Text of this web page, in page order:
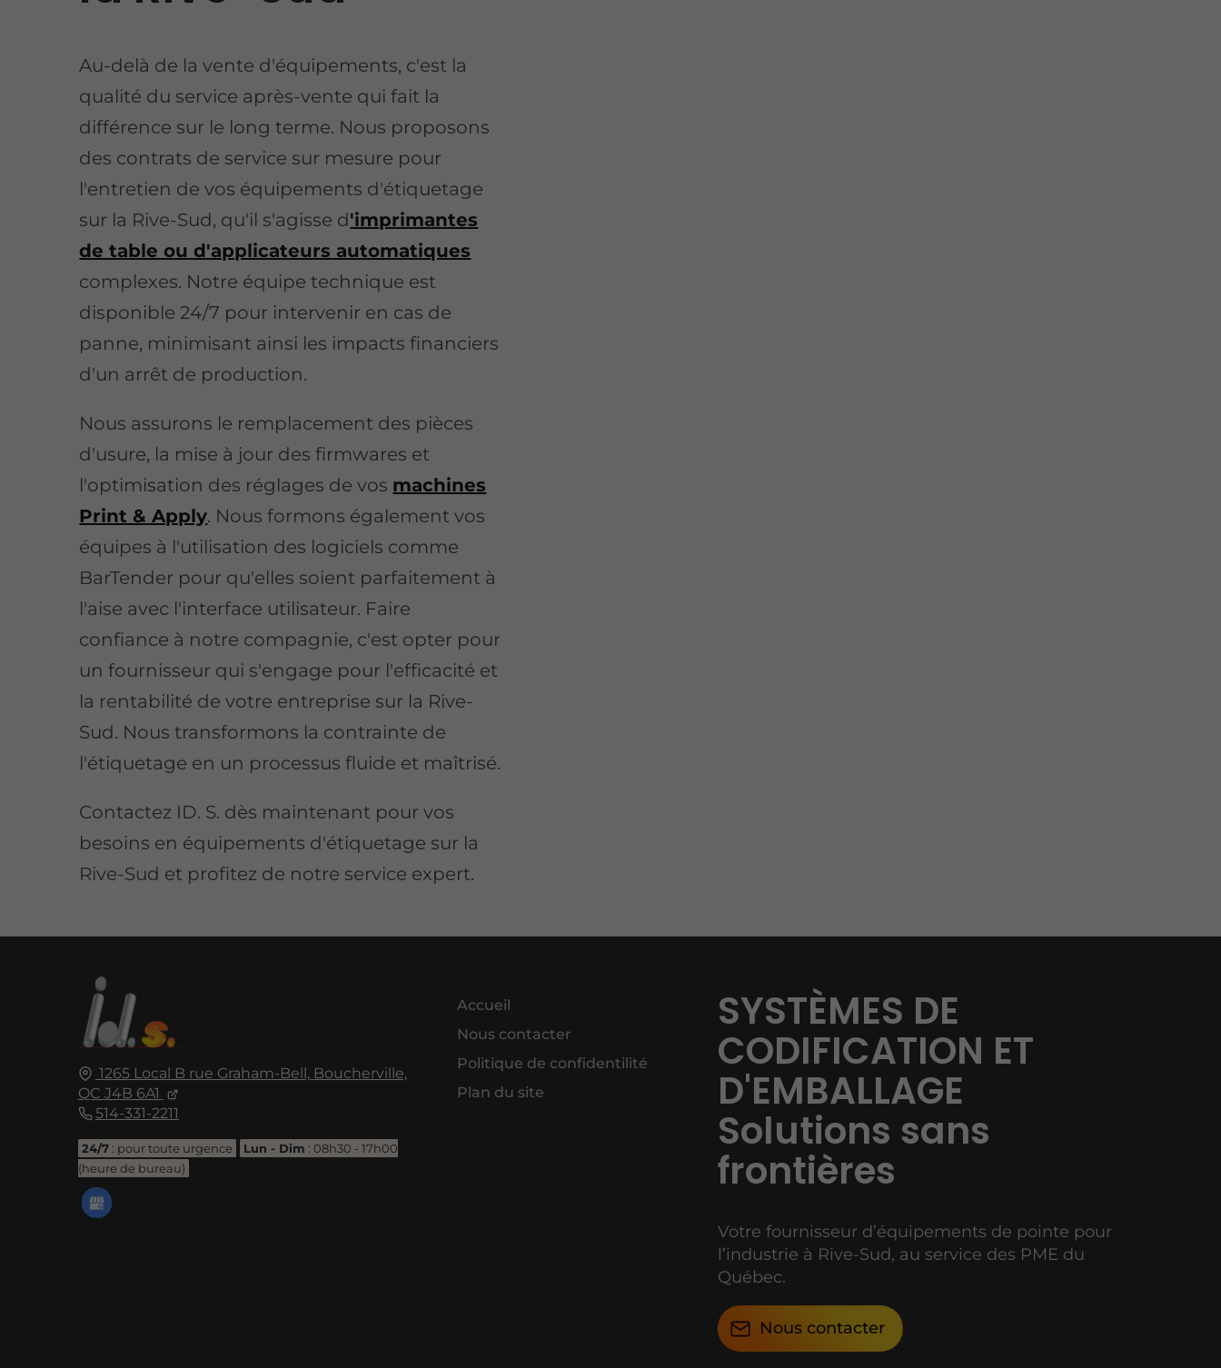
Au-delà de la vente d'équipements, c'est la
qualité du service après-vente qui fait la
différence sur le long terme. Nous proposons
des contrats de service sur mesure pour
l'entretien de vos équipements d'étiquetage
sur la Rive-Sud, qu'il s'agisse d'imprimantes
de table ou d'applicateurs automatiques
complexes. Notre équipe technique est
disponible 24/7 pour intervenir en cas de
panne, minimisant ainsi les impacts financiers
d'un arrêt de production.
Nous assurons le remplacement des pièces
d'usure, la mise à jour des firmwares et
l'optimisation des réglages de vos machines
Print & Apply. Nous formons également vos
équipes à l'utilisation des logiciels comme
BarTender pour qu'elles soient parfaitement à
l'aise avec l'interface utilisateur. Faire
confiance à notre compagnie, c'est opter pour
un fournisseur qui s'engage pour l'efficacité et
la rentabilité de votre entreprise sur la Rive-
Sud. Nous transformons la contrainte de
l'étiquetage en un processus fluide et maîtrisé.
Contactez ID. S. dès maintenant pour vos
besoins en équipements d'étiquetage sur la
Rive-Sud et profitez de notre service expert.
1265 Local B rue Graham-Bell, Boucherville,
QC J4B 6A1
514-331-2211
24/7: pour toute urgence Lun - Dim : 08h30 - 17h00
(heure de bureau)
Accueil
Nous contacter
Politique de confidentilité
Plan du site
SYSTÈMES DE
CODIFICATION ET
D'EMBALLAGE
Solutions sans
frontières
Votre fournisseur d’équipements de pointe pour
l’industrie à Rive-Sud, au service des PME du
Québec.
Nous contacter